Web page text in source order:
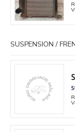
SUSPENSION /